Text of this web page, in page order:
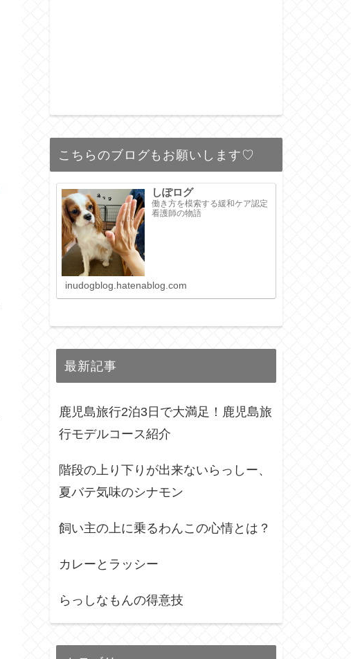
こちらのブログもお願いします♡
しぽログ
働き方を模索する緩和ケア認定
看護師の物語
inudogblog.hatenablog.com
最新記事
鹿児島旅行2泊3日で大満足！鹿児島旅
行モデルコース紹介
階段の上り下りが出来ないらっしー、
夏バテ気味のシナモン
飼い主の上に乗るわんこの心情とは？
カレーとラッシー
らっしなもんの得意技